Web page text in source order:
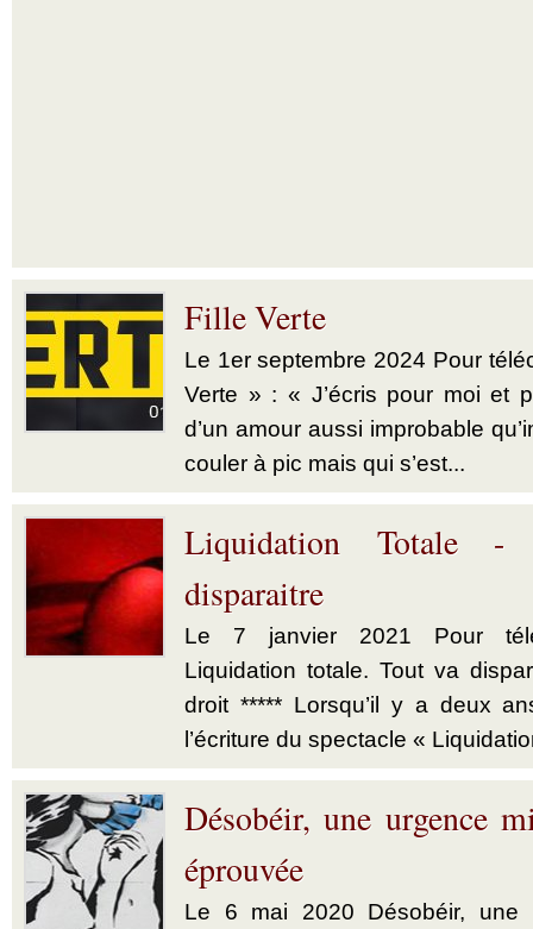
Fille Verte
Le 1er septembre 2024 Pour
Verte » : « J’écris pour moi et
d’un amour aussi improbable
couler à pic mais qui s’est...
Liquidation Totale
disparaitre
Le 7 janvier 2021 Pour
Liquidation totale. Tout va
droit ***** Lorsqu’il y a deux
l’écriture du spectacle «
Désobéir, une urgence
éprouvée
Le 6 mai 2020 Désobéir, une